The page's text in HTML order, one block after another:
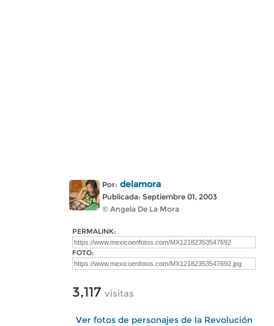
Por: delamora
Publicada: Septiembre 01, 2003
© Angela De La Mora
PERMALINK:
FOTO:
3,117 visitas
Ver fotos de personajes de la Revolución